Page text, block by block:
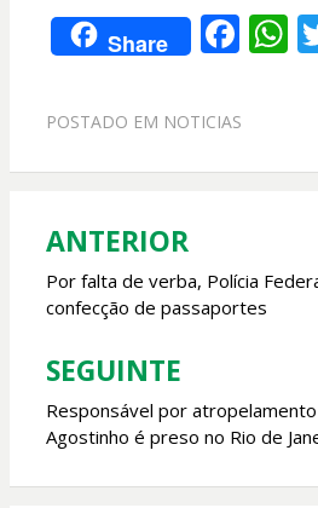
Share F
e
o
k
A
p
POSTADO EM NOTICIAS
Navegação
de
Post
ANTERIOR
Por falta de verba, Polícia
confecção de passaportes
SEGUINTE
Responsável por
Agostinho é preso no Rio de